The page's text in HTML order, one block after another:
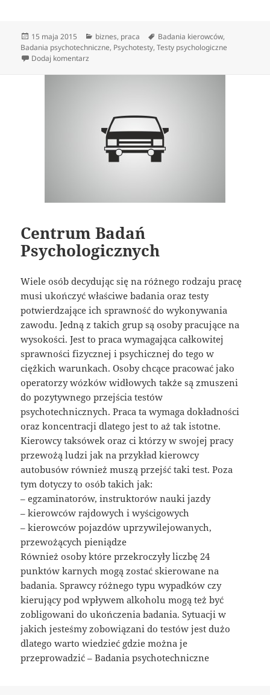
Data
publikacji
15 maja 2015 Kategorie
biznes, praca Tagi
Badania kierowców,
Badania psychotechniczne, Psychotesty,Testy psychologiczne
Dodaj komentarz
Centrum Badań
Psychologicznych
Wiele osób decydując się na różnego rodzaju pracę
musi ukończyć właściwe badania oraz testy
potwierdzające ich sprawność do wykonywania
zawodu. Jedną z takich grup są osoby pracujące na
wysokości. Jest to praca wymagająca całkowitej
sprawności fizycznej i psychicznej do tego w
ciężkich warunkach. Osoby chcące pracować jako
operatorzy wózków widłowych także są zmuszeni
do pozytywnego przejścia testów
psychotechnicznych. Praca ta wymaga dokładności
oraz koncentracji dlatego jest to aż tak istotne.
Kierowcy taksówek oraz ci którzy w swojej pracy
przewożą ludzi jak na przykład kierowcy
autobusów również muszą przejść taki test. Poza
tym dotyczy to osób takich jak:
– egzaminatorów, instruktorów nauki jazdy
– kierowców rajdowych i wyścigowych
– kierowców pojazdów uprzywilejowanych,
przewożących pieniądze
Również osoby które przekroczyły liczbę 24
punktów karnych mogą zostać skierowane na
badania. Sprawcy różnego typu wypadków czy
kierujący pod wpływem alkoholu mogą też być
zobligowani do ukończenia badania. Sytuacji w
jakich jesteśmy zobowiązani do testów jest dużo
dlatego warto wiedzieć gdzie można je
przeprowadzić – Badania psychotechniczne